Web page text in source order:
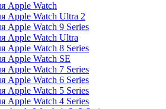
Apple Watch
Apple Watch Ultra 2
Apple Watch 9 Series
Apple Watch Ultra
Apple Watch 8 Series
Apple Watch SE
Apple Watch 7 Series
Apple Watch 6 Series
Apple Watch 5 Series
Apple Watch 4 Series